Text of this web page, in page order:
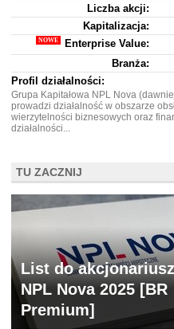
Liczba akcji:
Kapitalizacja:
Enterprise Value:
Branża:
Profil działalności:
Grupa Kapitałowa NPL Nova
prowadzi działalność w obszarze
wierzytelności biznesowych oraz
działalności...
TU ZACZNIJ
List do
NPL Nova 2025 [BR
Premium]